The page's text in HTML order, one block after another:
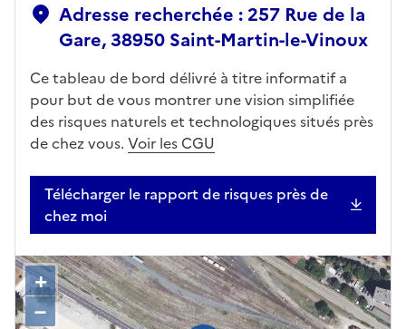
Adresse recherchée : 257 Rue de la
Gare, 38950 Saint-Martin-le-Vinoux
Ce tableau de bord délivré à titre informatif a
pour but de vous montrer une vision simplifiée
des risques naturels et technologiques situés près
de chez vous. Voir les CGU
Télécharger le rapport de risques près de
chez moi
+
–